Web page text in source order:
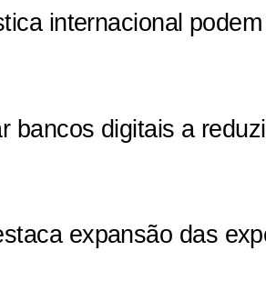
internacional
bancos digitais a
expansão das